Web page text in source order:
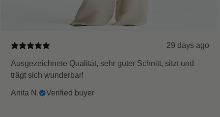
29 days ago
Ausgezeichnete Qualität, sehr guter Schnitt, sitzt und
trägt sich wunderbar!
Anita N. Verified buyer